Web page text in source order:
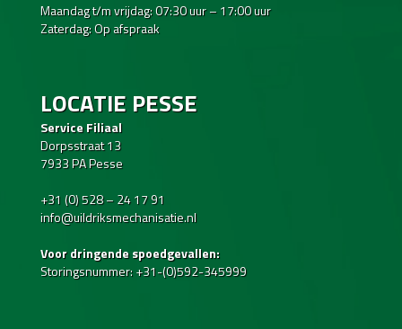
Maandag t/m vrijdag: 07:30 uur – 17:00 uur
Zaterdag: Op afspraak
LOCATIE PESSE
Service Filiaal
Dorpsstraat 13
7933 PA Pesse
+31 (0) 528 – 24 17 91
info@uildriksmechanisatie.nl
Voor dringende spoedgevallen:
Storingsnummer: +31-(0)592-345999